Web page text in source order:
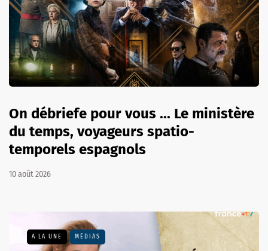
On débriefe pour vous ... Le ministère
du temps, voyageurs spatio-
temporels espagnols
10 août 2026
A LA UNE MÉDIAS